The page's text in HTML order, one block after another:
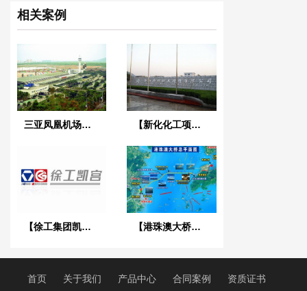
相关案例
三亚凤凰机场项目 【新化化工项目】橡胶接头案例
【徐工集团凯宫重工南京有限公司】NG液压橡胶接头 【港珠澳大桥项目】采用淞江弹簧减震器
首页 关于我们 产品中心 合同案例 资质证书